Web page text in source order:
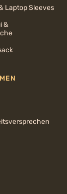
Laptop Sleeves
&